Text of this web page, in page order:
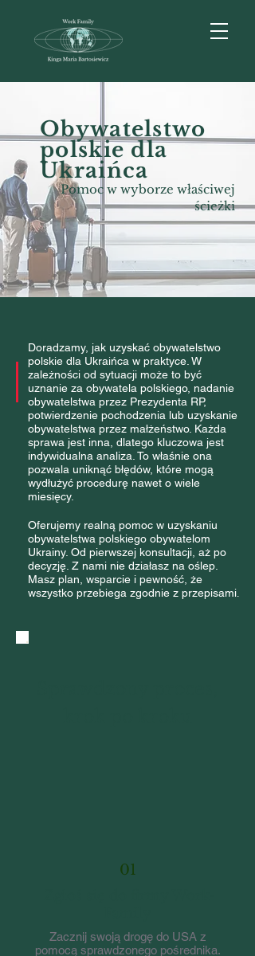
Obywatelstwo
polskie dla
Ukraińca
Pomoc w wyborze właściwej
ścieżki
​Doradzamy, jak uzyskać obywatelstwo
polskie dla Ukraińca w praktyce. W
zależności od sytuacji może to być
uznanie za obywatela polskiego, nadanie
obywatelstwa przez Prezydenta RP,
potwierdzenie pochodzenia lub uzyskanie
obywatelstwa przez małżeństwo. Każda
sprawa jest inna, dlatego kluczowa jest
indywidualna analiza. To właśnie ona
pozwala uniknąć błędów, które mogą
wydłużyć procedurę nawet o wiele
miesięcy.
Oferujemy realną pomoc w uzyskaniu
obywatelstwa polskiego obywatelom
Ukrainy. Od pierwszej konsultacji, aż po
decyzję. Z nami nie działasz na oślep.
Masz plan, wsparcie i pewność, że
wszystko przebiega zgodnie z przepisami.
01
Zacznij swoją drogę do USA z
pomocą sprawdzonego pośrednika.